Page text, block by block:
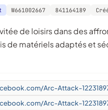
W661002667 841164189
de matériels adaptés et
Arc-Attack-
Arc-Attack-